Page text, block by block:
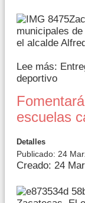
municipales
el alcalde
Lee más:
deportivo
escuelas
Detalles
Publicado: 24
Creado: 24